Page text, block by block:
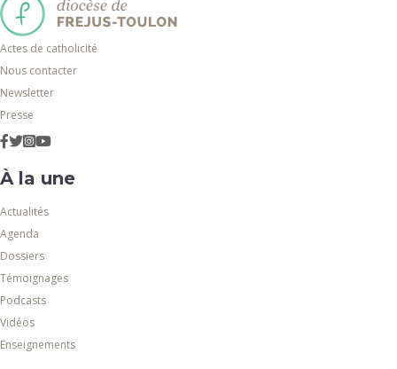
Actes de catholicité
Nous contacter
Newsletter
Presse
À la une
Actualités
Agenda
Dossiers
Témoignages
Podcasts
Vidéos
Enseignements